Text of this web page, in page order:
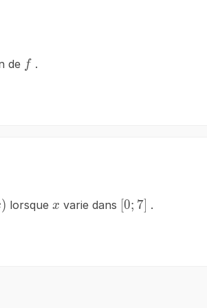
de ff .
) lorsquex
x varie dans \left[0;7\right]
[0; 7] .